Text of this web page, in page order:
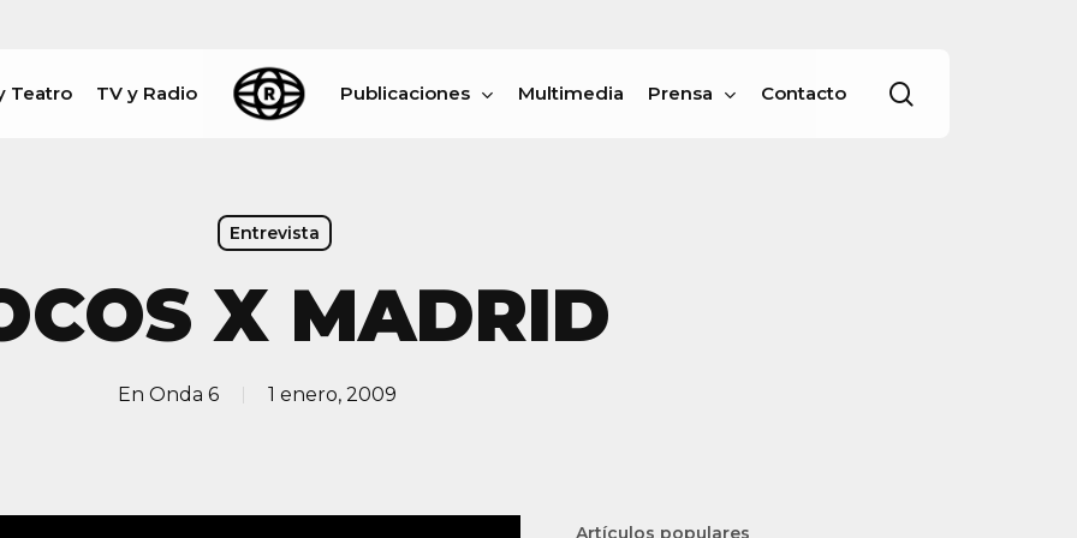
Teatro TV y Radio Publicaciones Multimedia Prensa Contacto
Entrevista
X MADRID
En Onda 6 1 enero, 2009
Artículos populares